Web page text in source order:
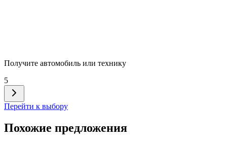
Получите автомобиль или технику
5
Перейти к выбору
Похожие предложения